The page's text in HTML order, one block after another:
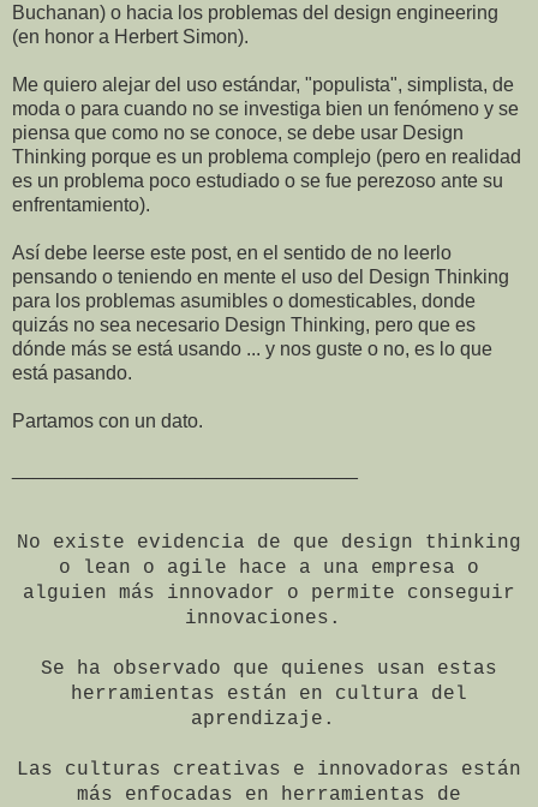
Buchanan) o hacia los problemas del design engineering
(en honor a Herbert Simon).
Me quiero alejar del uso estándar, "populista", simplista, de
moda o para cuando no se investiga bien un fenómeno y se
piensa que como no se conoce, se debe usar Design
Thinking porque es un problema complejo (pero en realidad
es un problema poco estudiado o se fue perezoso ante su
enfrentamiento).
Así debe leerse este post, en el sentido de no leerlo
pensando o teniendo en mente el uso del Design Thinking
para los problemas asumibles o domesticables, donde
quizás no sea necesario Design Thinking, pero que es
dónde más se está usando ... y nos guste o no, es lo que
está pasando.
Partamos con un dato.
No existe evidencia de que design thinking
o lean o agile hace a una empresa o
alguien más innovador o permite conseguir
innovaciones.
Se ha observado que quienes usan estas
herramientas están en cultura del
aprendizaje.
Las culturas creativas e innovadoras están
más enfocadas en herramientas de